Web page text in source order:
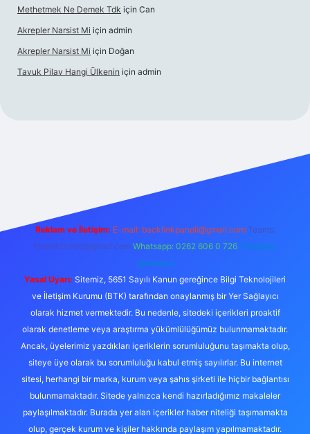
Methetmek Ne Demek Tdk için Can
Akrepler Narsist Mi için admin
Akrepler Narsist Mi için Doğan
Tavuk Pilav Hangi Ülkenin için admin
Reklam ve İletişim: E-mail: backlinkpaneli@gmail.com Teams:
forumhizmeti@gmail.com Whatsapp: 0262 606 0 726 Telegram:
@karabul
Yasal Uyarı: Sitemiz, 5651 Sayılı Kanun gereğince Bilgi Teknolojileri
ve İletişim Kurumu (BTK) tarafından onaylanmış bir Yer Sağlayıcı
olarak hizmet vermektedir. Bu nedenle, sitedeki içerikleri proaktif
olarak denetleme veya araştırma yükümlülüğümüz bulunmamaktadır.
Ancak, üyelerimiz yazdıkları içeriklerin sorumluluğunu taşımakta olup,
siteye üye olarak bu sorumluluğu kabul etmiş sayılırlar. Bu internet
sitesi, herhangi bir marka, kurum veya şahıs şirketi ile hiçbir bağlantısı
bulunmamaktadır. Sitede yalnızca kendi hazırladığımız makaleler
paylaşılmaktadır. Burada yer alan içerikler haber niteliği taşımamakta
olup, gerçek kurum ve kişiler hakkında paylaşım yapılmamaktadır.